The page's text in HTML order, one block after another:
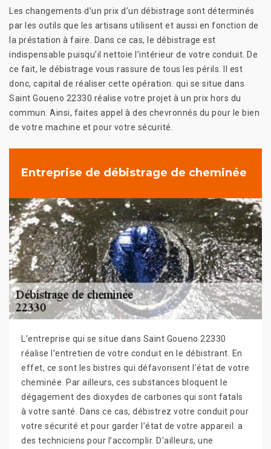
Les changements d’un prix d’un débistrage sont déterminés
par les outils que les artisans utilisent et aussi en fonction de
la préstation à faire. Dans ce cas, le débistrage est
indispensable puisqu’il nettoie l’intérieur de votre conduit. De
ce fait, le débistrage vous rassure de tous les périls. Il est
donc, capital de réaliser cette opération. qui se situe dans
Saint Goueno 22330 réalise votre projet à un prix hors du
commun. Ainsi, faites appel à des chevronnés du pour le bien
de votre machine et pour votre sécurité.
Entreprise de débistrage de cheminée
L’entreprise qui se situe dans Saint Goueno 22330
réalise l’entretien de votre conduit en le débistrant. En
effet, ce sont les bistres qui défavorisent l’état de votre
cheminée. Par ailleurs, ces substances bloquent le
dégagement des dioxydes de carbones qui sont fatals
à votre santé. Dans ce cas, débistrez votre conduit pour
votre sécurité et pour garder l’état de votre appareil. a
des techniciens pour l’accomplir. D’ailleurs, une